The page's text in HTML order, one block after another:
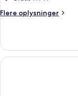
Flere oplysninger
Flere